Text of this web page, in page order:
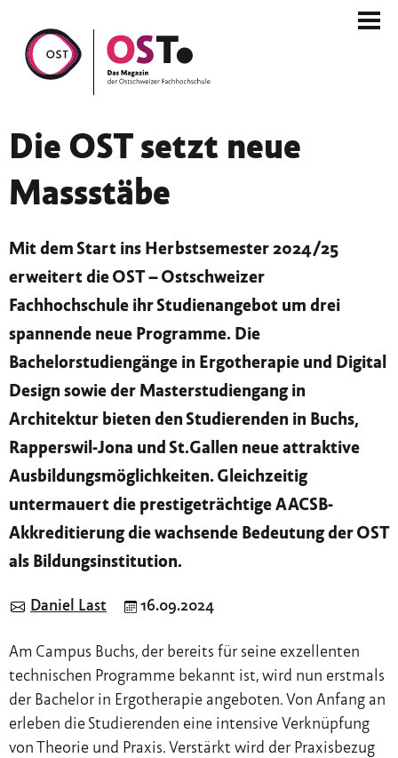
Die OST setzt neue
Massstäbe
Mit dem Start ins Herbstsemester 2024/25
erweitert die OST ­– Ostschweizer
Fachhochschule ihr Studienangebot um drei
spannende neue Programme. Die
Bachelorstudiengänge in Ergotherapie und Digital
Design sowie der Masterstudiengang in
Architektur bieten den Studierenden in Buchs,
Rapperswil-Jona und St.Gallen neue attraktive
Ausbildungsmöglichkeiten. Gleichzeitig
untermauert die prestigeträchtige AACSB-
Akkreditierung die wachsende Bedeutung der OST
als Bildungsinstitution.
Daniel Last 16.09.2024
Am Campus Buchs, der bereits für seine exzellenten
technischen Programme bekannt ist, wird nun erstmals
der Bachelor in Ergotherapie angeboten. Von Anfang an
erleben die Studierenden eine intensive Verknüpfung
von Theorie und Praxis. Verstärkt wird der Praxisbezug